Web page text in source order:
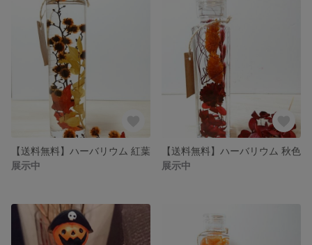
【送料無料】ハーバリウム 紅葉
展示中
【送料無料】ハーバリウム 秋色
展示中